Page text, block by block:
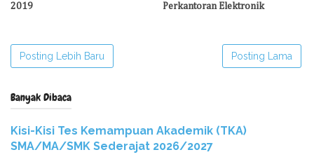
2019
Perkantoran Elektronik
Posting Lebih Baru Posting Lama
Banyak Dibaca
Kisi-Kisi Tes Kemampuan Akademik (TKA)
SMA/MA/SMK Sederajat 2026/2027